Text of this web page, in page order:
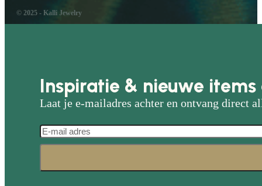
© 2025 - Kalli Jewelry
Inspiratie & nieuwe
Laat je e-mailadres achter en ontvang direct